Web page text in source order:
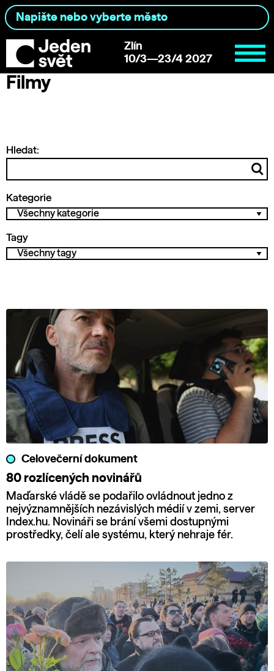
Zlín
10/3—23/4 2027
Filmy
Hledat:
Kategorie
Tagy
Celovečerní dokument
80 rozlícených novinářů
Maďarské vládě se podařilo ovládnout jedno z
nejvýznamnějších nezávislých médií v zemi, server
Index.hu. Novináři se brání všemi dostupnými
prostředky, čelí ale systému, který nehraje fér.